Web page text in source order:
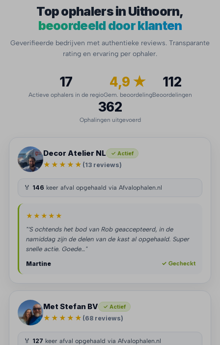
Top ophalers in Uithoorn,
beoordeeld door klanten
Geverifieerde bedrijven met authentieke reviews. Transparante
rating en ervaring per ophaler.
17
Actieve ophalers in de regio
4,9 ★
Gem. beoordeling
112
Beoordelingen
362
Ophalingen uitgevoerd
Decor Atelier NL ✓ Actief
★★★★★ (13 reviews)
🏅 146 keer afval opgehaald via Afvalophalen.nl
★★★★★
"‘S ochtends het bod van Rob geaccepteerd, in de
namiddag zijn de delen van de kast al opgehaald. Super
snelle actie. Goede…"
Martine
✓ Gecheckt
Met Stefan BV ✓ Actief
★★★★★ (68 reviews)
🏅 127 keer afval opgehaald via Afvalophalen.nl